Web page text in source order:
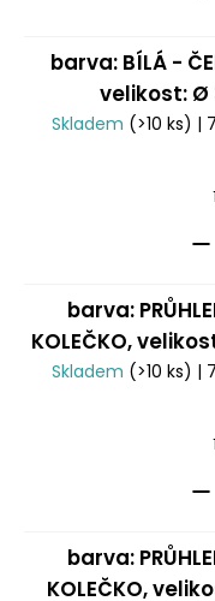
barva: BÍLÁ -
velikost: Ø
Skladem (>10 ks) |
barva:
KOLEČKO,
Skladem (>10 ks) |
barva:
KOLEČKO,